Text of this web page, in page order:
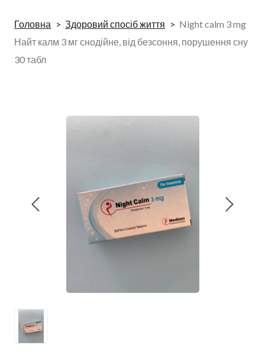
Головна Здоровий спосіб життя
Night calm 3 mg
Найт калм 3 мг снодійне, від безсоння, порушення сну
30 табл